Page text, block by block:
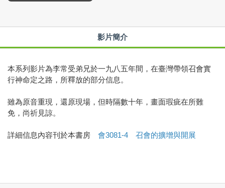
影片簡介
本系列影片為李常受弟兄於一九八五年間，在臺灣帶領召會實
行神命定之路，所釋放的部分信息。
雖為原音重現，還原現場，但時隔數十年，畫面瑕疵在所難
免，尚祈見諒。
詳細信息內容刊於本書房 會3081-4 召會的擴增與開展